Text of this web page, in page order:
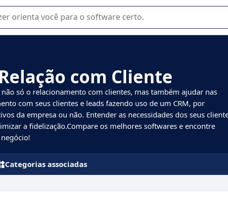
na seleção de software SaaS para sua empresa.
com Cliente
só o relacionamento com clientes, mas também ajudar nas
com seus clientes e leads fazendo uso de um CRM, por
da empresa ou não. Entender as necessidades dos seus
a fidelização.Compare os melhores softwares e encontre
Categorias associadas